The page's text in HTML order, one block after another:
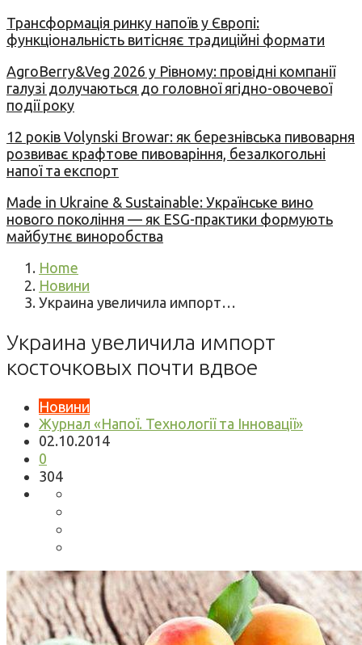
Трансформація ринку напоїв у Європі:
функціональність витісняє традиційні формати
AgroBerry&Veg 2026 у Рівному: провідні компанії
галузі долучаються до головної ягідно-овочевої
події року
12 років Volynski Browar: як березнівська пивоварня
розвиває крафтове пивоваріння, безалкогольні
напої та експорт
Made in Ukraine & Sustainable: Українське вино
нового покоління — як ESG-практики формують
майбутнє виноробства
Home
Новини
Украина увеличила импорт…
Украина увеличила импорт
косточковых почти вдвое
Новини
Журнал «Напої. Технології та Інновації»
02.10.2014
0
304